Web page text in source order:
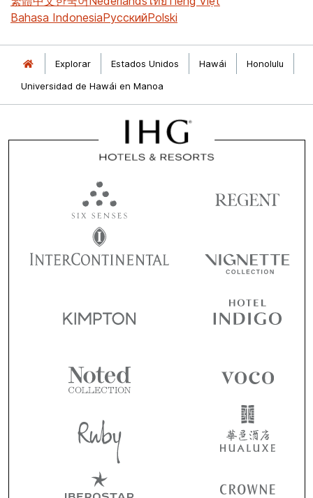
Bahasa IndonesiaРусскийPolski
Explorar Estados Unidos Hawái
Honolulu
Universidad de Hawái en Manoa